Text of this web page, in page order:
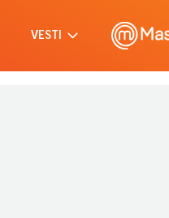
VESTI